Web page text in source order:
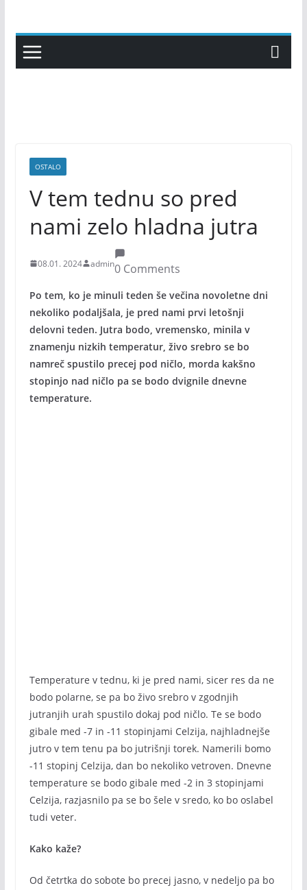
content
OSTALO
V tem tednu so pred
nami zelo hladna jutra
08.01. 2024 admin0 Comments
Po tem, ko je minuli teden še večina novoletne dni
nekoliko podaljšala, je pred nami prvi letošnji
delovni teden. Jutra bodo, vremensko, minila v
znamenju nizkih temperatur, živo srebro se bo
namreč spustilo precej pod ničlo, morda kakšno
stopinjo nad ničlo pa se bodo dvignile dnevne
temperature.
Temperature v tednu, ki je pred nami, sicer res da ne
bodo polarne, se pa bo živo srebro v zgodnjih
jutranjih urah spustilo dokaj pod ničlo. Te se bodo
gibale med -7 in -11 stopinjami Celzija, najhladnejše
jutro v tem tenu pa bo jutrišnji torek. Namerili bomo
-11 stopinj Celzija, dan bo nekoliko vetroven. Dnevne
temperature se bodo gibale med -2 in 3 stopinjami
Celzija, razjasnilo pa se bo šele v sredo, ko bo oslabel
tudi veter.
Kako kaže?
Od četrtka do sobote bo precej jasno, v nedeljo pa bo